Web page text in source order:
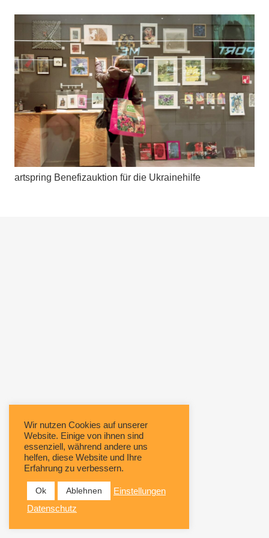
artspring Benefizauktion für die Ukrainehilfe
Wir nutzen Cookies auf unserer
Website. Einige von ihnen sind
essenziell, während andere uns
helfen, diese Website und Ihre
Erfahrung zu verbessern.
Ok Ablehnen
Einstellungen
Datenschutz